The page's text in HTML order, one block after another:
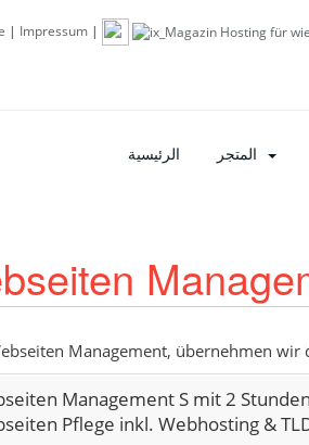
| Impressum |
الرئيسية
Management, übernehmen wir
Management S mit 2 Stunden
Pflege inkl. Webhosting &